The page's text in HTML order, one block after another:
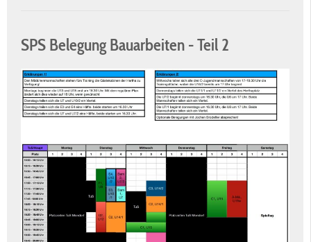
SPS Belegung Bauarbeiten - Teil 2